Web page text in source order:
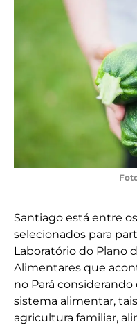
Santiago está entre
selecionados para
Laboratório do Plano
Alimentares que
no Pará
sistema alimentar,
agricultura familiar,